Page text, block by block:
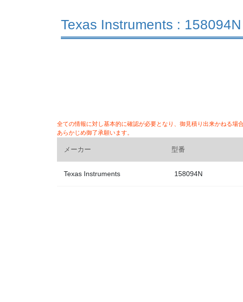
Texas Instruments : 158094N
全ての情報に対し基本的に確認が必要となり、御見積り出来かねる場
あらかじめ御了承願います。
メーカー 型番
Texas Instruments 158094N